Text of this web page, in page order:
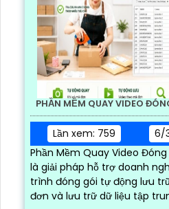
PHẦN MỀM QUAY VIDEO
Lần xem: 759
6/
Phần Mềm Quay Video
là giải pháp hỗ trợ doanh
trình đóng gói tự động lưu
đơn và lưu trữ dữ liệu tập